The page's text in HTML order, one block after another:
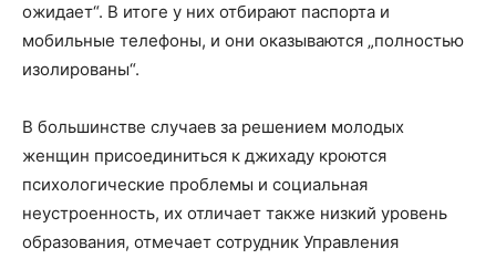
ожидает“. В итоге у них отбирают паспорта и
мобильные телефоны, и они оказываются „полностью
изолированы“.
В большинстве случаев за решением молодых
женщин присоединиться к джихаду кроются
психологические проблемы и социальная
неустроенность, их отличает также низкий уровень
образования, отмечает сотрудник Управления